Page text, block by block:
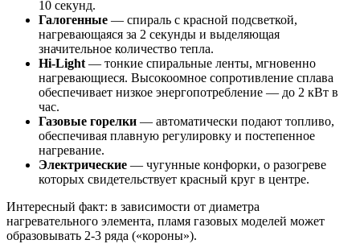
10 секунд.
Галогенные — спираль с красной подсветкой,
нагревающаяся за 2 секунды и выделяющая
значительное количество тепла.
Hi-Light — тонкие спиральные ленты, мгновенно
нагревающиеся. Высокоомное сопротивление сплава
обеспечивает низкое энергопотребление — до 2 кВт в
час.
Газовые горелки — автоматически подают топливо,
обеспечивая плавную регулировку и постепенное
нагревание.
Электрические — чугунные конфорки, о разогреве
которых свидетельствует красный круг в центре.
Интересный факт: в зависимости от диаметра
нагревательного элемента, пламя газовых моделей может
образовывать 2-3 ряда («короны»).